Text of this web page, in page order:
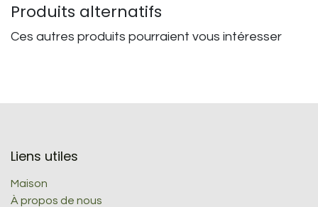
Produits alternatifs
Ces autres produits pourraient vous intéresser
Liens utiles
Maison
À propos de nous